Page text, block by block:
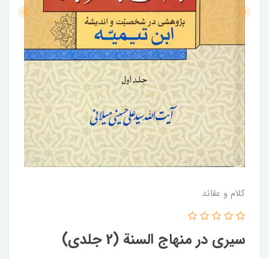
کلام و عقائد
سیری در منهاج السنة (2 جلدی)